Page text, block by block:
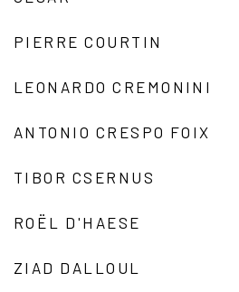
PIERRE COURTIN
LEONARDO CREMONINI
ANTONIO CRESPO FOIX
TIBOR CSERNUS
ROËL D'HAESE
ZIAD DALLOUL